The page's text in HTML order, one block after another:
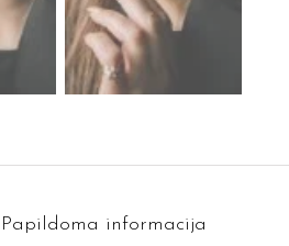
Papildoma informacija